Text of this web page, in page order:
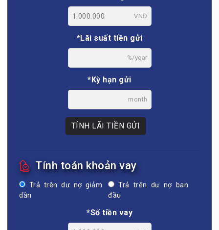
VNĐ
*Lãi suất tiền gửi
%/year
*Kỳ hạn gửi
month
TÍNH LÃI TIỀN GỬI
Tính toán khoản vay
Trả trên dư nợ giảm
dần
Trả trên dư nợ ban
đầu
*Số tiền vay